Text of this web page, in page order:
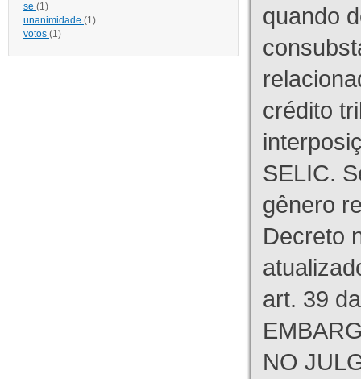
se (1)
unanimidade (1)
votos (1)
quando
crédito
SELIC.
gênero
Decreto
art. 39
NO